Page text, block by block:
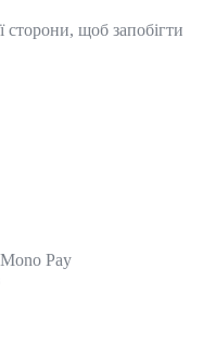
сторони, щоб запобігти
Pay